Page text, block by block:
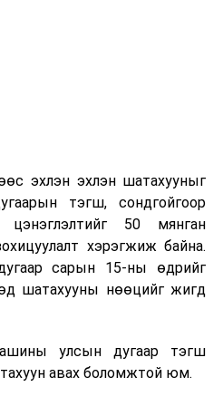
эхлэн эхлэн шатахууныг
тэгш, сондгойгоор
50 мянган
хэрэгжиж байна.
сарын 15-ны өдрийг
шатахууны нөөцийг жигд
улсын дугаар тэгш
авах боломжтой юм.